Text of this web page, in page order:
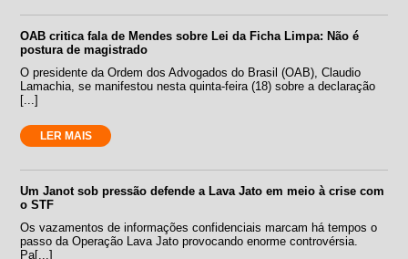
OAB critica fala de Mendes sobre Lei da Ficha Limpa: Não é
postura de magistrado
O presidente da Ordem dos Advogados do Brasil (OAB), Claudio
Lamachia, se manifestou nesta quinta-feira (18) sobre a declaração
[...]
LER MAIS
Um Janot sob pressão defende a Lava Jato em meio à crise com
o STF
Os vazamentos de informações confidenciais marcam há tempos o
passo da Operação Lava Jato provocando enorme controvérsia.
Pa[...]